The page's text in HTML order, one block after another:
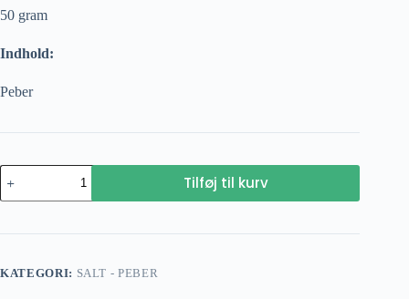
50 gram
Indhold:
Peber
Peber
sort
pulver
Tilføj til kurv
KATEGORI: SALT - PEBER